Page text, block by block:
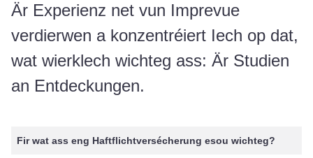
Är Experienz net vun Imprevue
verdierwen a konzentréiert Iech op dat,
wat wierklech wichteg ass: Är Studien
an Entdeckungen.
Fir wat ass eng Haftflichtversécherung esou wichteg?